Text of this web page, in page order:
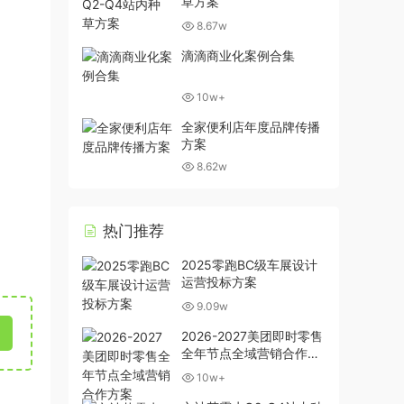
8.67w
滴滴商业化案例合集
10w+
全家便利店年度品牌传播
方案
8.62w
热门推荐
2025零跑BC级车展设计
运营投标方案
9.09w
2026-2027美团即时零售
全年节点全域营销合作方
案 10w+